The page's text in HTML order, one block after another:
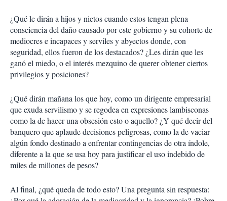
¿Qué le dirán a hijos y nietos cuando estos tengan plena
consciencia del daño causado por este gobierno y su cohorte de
mediocres e incapaces y serviles y abyectos donde, con
seguridad, ellos fueron de los destacados? ¿Les dirán que les
ganó el miedo, o el interés mezquino de querer obtener ciertos
privilegios y posiciones?
¿Qué dirán mañana los que hoy, como un dirigente empresarial
que exuda servilismo y se regodea en expresiones lambisconas
como la de hacer una obsesión esto o aquello? ¿Y qué decir del
banquero que aplaude decisiones peligrosas, como la de vaciar
algún fondo destinado a enfrentar contingencias de otra índole,
diferente a la que se usa hoy para justificar el uso indebido de
miles de millones de pesos?
Al final, ¿qué queda de todo esto? Una pregunta sin respuesta: